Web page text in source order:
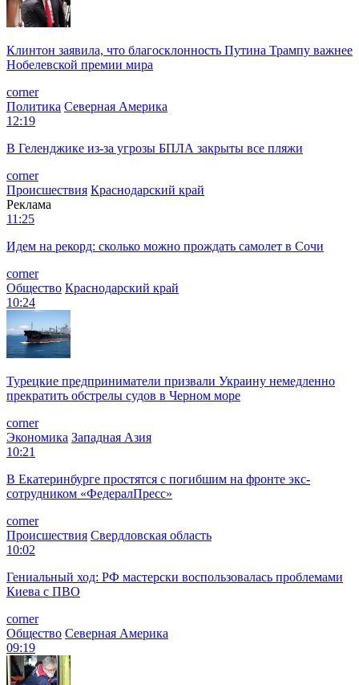
Клинтон заявила, что благосклонность Путина Трампу важнее
Нобелевской премии мира
corner
Политика Северная Америка
12:19
В Геленджике из-за угрозы БПЛА закрыты все пляжи
corner
Происшествия Краснодарский край
Реклама
11:25
Идем на рекорд: сколько можно прождать самолет в Сочи
corner
Общество Краснодарский край
10:24
Турецкие предприниматели призвали Украину немедленно
прекратить обстрелы судов в Черном море
corner
Экономика Западная Азия
10:21
В Екатеринбурге простятся с погибшим на фронте экс-
сотрудником «ФедералПресс»
corner
Происшествия Свердловская область
10:02
Гениальный ход: РФ мастерски воспользовалась проблемами
Киева с ПВО
corner
Общество Северная Америка
09:19